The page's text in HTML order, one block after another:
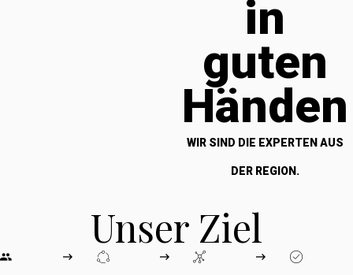
in
guten
Händen
WIR SIND DIE EXPERTEN AUS
DER REGION.
Unser Ziel